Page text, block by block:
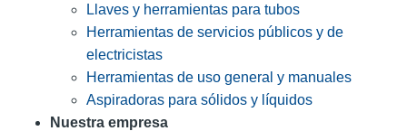
Llaves y herramientas para tubos
Herramientas de servicios públicos y de
electricistas
Herramientas de uso general y manuales
Aspiradoras para sólidos y líquidos
Nuestra empresa